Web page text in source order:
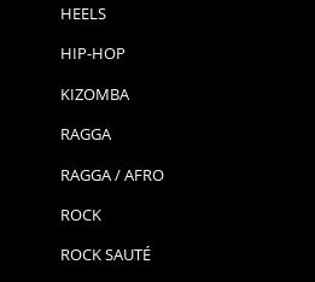
HEELS
HIP-HOP
KIZOMBA
RAGGA
RAGGA / AFRO
ROCK
ROCK SAUTÉ